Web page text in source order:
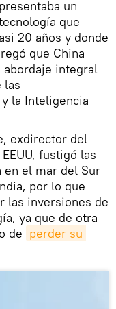
un
que
20 años y donde
que China
abordaje integral
las
la Inteligencia
exdirector del
fustigó las
el mar del Sur
por lo que
las inversiones de
ya que de otra
de perder su